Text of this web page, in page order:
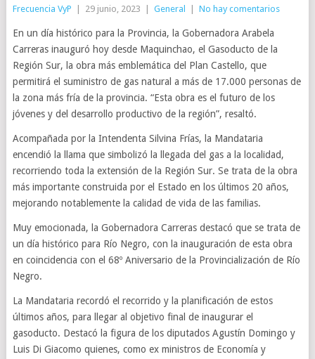
Frecuencia VyP 29 junio, 2023 General No hay comentarios
En un día histórico para la Provincia, la Gobernadora Arabela
Carreras inauguró hoy desde Maquinchao, el Gasoducto de la
Región Sur, la obra más emblemática del Plan Castello, que
permitirá el suministro de gas natural a más de 17.000 personas de
la zona más fría de la provincia. “Esta obra es el futuro de los
jóvenes y del desarrollo productivo de la región”, resaltó.
Acompañada por la Intendenta Silvina Frías, la Mandataria
encendió la llama que simbolizó la llegada del gas a la localidad,
recorriendo toda la extensión de la Región Sur. Se trata de la obra
más importante construida por el Estado en los últimos 20 años,
mejorando notablemente la calidad de vida de las familias.
Muy emocionada, la Gobernadora Carreras destacó que se trata de
un día histórico para Río Negro, con la inauguración de esta obra
en coincidencia con el 68º Aniversario de la Provincialización de Río
Negro.
La Mandataria recordó el recorrido y la planificación de estos
últimos años, para llegar al objetivo final de inaugurar el
gasoducto. Destacó la figura de los diputados Agustín Domingo y
Luis Di Giacomo quienes, como ex ministros de Economía y